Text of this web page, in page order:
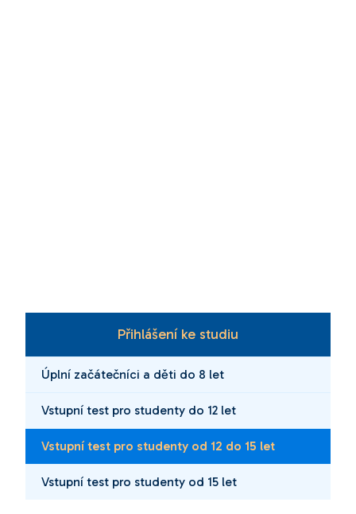
Přihlášení ke studiu
Úplní začátečníci a děti do 8 let
Vstupní test pro studenty do 12 let
Vstupní test pro studenty od 12 do 15 let
Vstupní test pro studenty od 15 let